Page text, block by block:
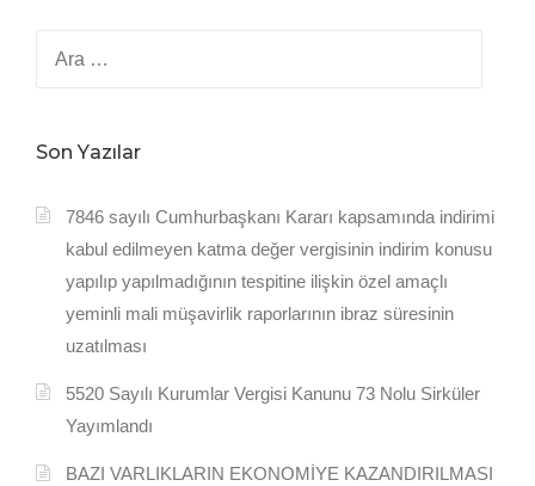
Son Yazılar
7846 sayılı Cumhurbaşkanı Kararı kapsamında indirimi
kabul edilmeyen katma değer vergisinin indirim konusu
yapılıp yapılmadığının tespitine ilişkin özel amaçlı
yeminli mali müşavirlik raporlarının ibraz süresinin
uzatılması
5520 Sayılı Kurumlar Vergisi Kanunu 73 Nolu Sirküler
Yayımlandı
BAZI VARLIKLARIN EKONOMİYE KAZANDIRILMASI